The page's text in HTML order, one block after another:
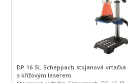
DP 16 SL Scheppach stojanová vrtačka
s křížovým laserem